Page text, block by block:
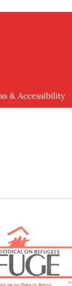
& Accessibility